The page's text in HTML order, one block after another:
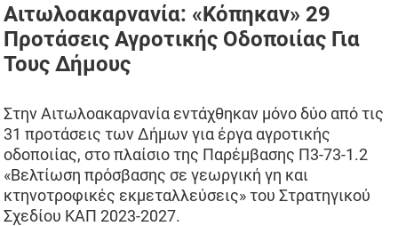
Αιτωλοακαρνανία: «Κόπηκαν» 29
Προτάσεις Αγροτικής Οδοποιίας Για
Τους Δήμους
Στην Αιτωλοακαρνανία εντάχθηκαν μόνο δύο από τις
31 προτάσεις των Δήμων για έργα αγροτικής
οδοποιίας, στο πλαίσιο της Παρέμβασης Π3-73-1.2
«Βελτίωση πρόσβασης σε γεωργική γη και
κτηνοτροφικές εκμεταλλεύσεις» του Στρατηγικού
Σχεδίου ΚΑΠ 2023-2027.